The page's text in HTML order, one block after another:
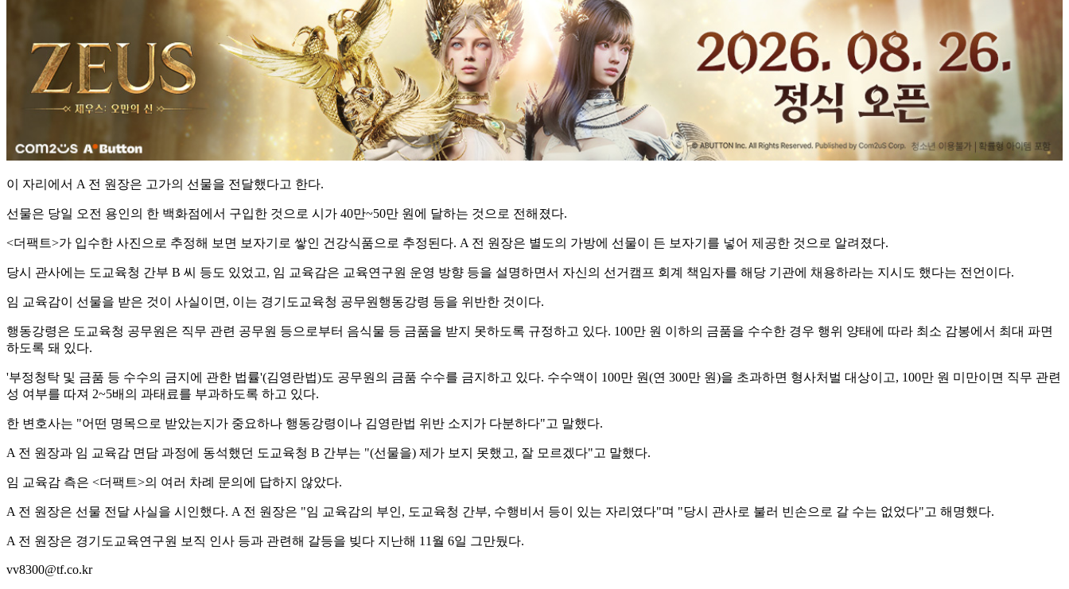
이 자리에서 A 전 원장은 고가의 선물을 전달했다고 한다.
선물은 당일 오전 용인의 한 백화점에서 구입한 것으로 시가 40만~50만 원에 달하는 것으로 전해졌다.
<더팩트>가 입수한 사진으로 추정해 보면 보자기로 쌓인 건강식품으로 추정된다. A 전 원장은 별도의 가방에 선물이 든 보자기를 넣어 제공한 것으로 알려졌다.
당시 관사에는 도교육청 간부 B 씨 등도 있었고, 임 교육감은 교육연구원 운영 방향 등을 설명하면서 자신의 선거캠프 회계 책임자를 해당 기관에 채용하라는 지시도 했다는 전언이다.
임 교육감이 선물을 받은 것이 사실이면, 이는 경기도교육청 공무원행동강령 등을 위반한 것이다.
행동강령은 도교육청 공무원은 직무 관련 공무원 등으로부터 음식물 등 금품을 받지 못하도록 규정하고 있다. 100만 원 이하의 금품을 수수한 경우 행위 양태에 따라 최소 감봉에서 최대 파면
하도록 돼 있다.
'부정청탁 및 금품 등 수수의 금지에 관한 법률'(김영란법)도 공무원의 금품 수수를 금지하고 있다. 수수액이 100만 원(연 300만 원)을 초과하면 형사처벌 대상이고, 100만 원 미만이면 직무 관련
성 여부를 따져 2~5배의 과태료를 부과하도록 하고 있다.
한 변호사는 "어떤 명목으로 받았는지가 중요하나 행동강령이나 김영란법 위반 소지가 다분하다"고 말했다.
A 전 원장과 임 교육감 면담 과정에 동석했던 도교육청 B 간부는 "(선물을) 제가 보지 못했고, 잘 모르겠다"고 말했다.
임 교육감 측은 <더팩트>의 여러 차례 문의에 답하지 않았다.
A 전 원장은 선물 전달 사실을 시인했다. A 전 원장은 "임 교육감의 부인, 도교육청 간부, 수행비서 등이 있는 자리였다"며 "당시 관사로 불러 빈손으로 갈 수는 없었다"고 해명했다.
A 전 원장은 경기도교육연구원 보직 인사 등과 관련해 갈등을 빚다 지난해 11월 6일 그만뒀다.
vv8300@tf.co.kr